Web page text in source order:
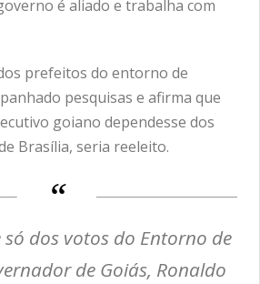
é aliado e trabalha com
prefeitos do entorno de
pesquisas e afirma que
goiano dependesse dos
Brasília, seria reeleito.
só dos votos do Entorno de
de Goiás, Ronaldo